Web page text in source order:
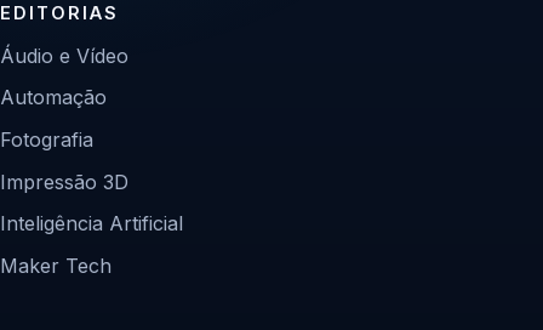
EDITORIAS
Áudio e Vídeo
Automação
Fotografia
Impressão 3D
Inteligência Artificial
Maker Tech